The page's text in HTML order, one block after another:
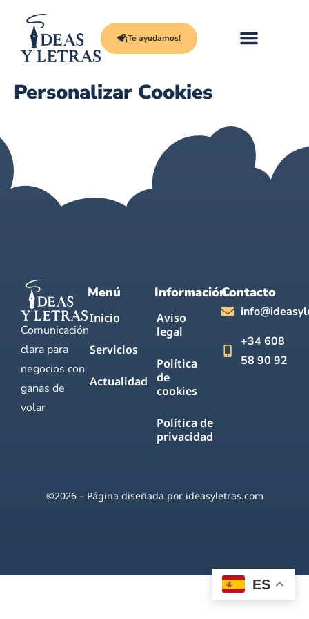
¡Te ayudamos!
Personalizar Cookies
Comunicación
clara para
negocios con
ganas de
volar
Menú
Inicio
Servicios
Actualidad
Información
Aviso
legal
Política
de
cookies
Política de
privacidad
Contacto
+34 608
58 90 92
©2026 – Página diseñada por ideasyletras.com
ES